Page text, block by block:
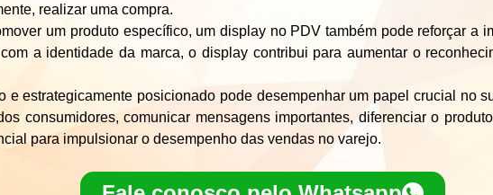
realizar uma compra.
um produto específico, um display no PDV também pode reforçar a
a identidade da marca, o display contribui para aumentar o
e estrategicamente posicionado pode desempenhar um papel crucial no
consumidores, comunicar mensagens importantes, diferenciar o
para impulsionar o desempenho das vendas no varejo.